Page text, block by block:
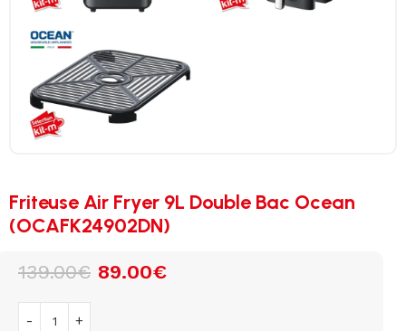
Friteuse Air Fryer 9L Double Bac Ocean
(OCAFK24902DN)
139.00€ 89.00€